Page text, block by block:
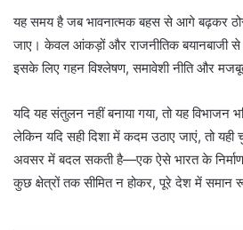
यह समय है जब भावनात्मक बहस से आगे बढ़कर ठोस
जाए। केवल आंकड़ों और राजनीतिक बयानबाजी से
इसके लिए गहन विश्लेषण, समावेशी नीति और
यदि यह संतुलन नहीं बनाया गया, तो यह विभाजन
लेकिन यदि सही दिशा में कदम उठाए जाएं, तो
अवसर में बदल सकती है—एक ऐसे भारत के
कुछ क्षेत्रों तक सीमित न होकर, पूरे देश में